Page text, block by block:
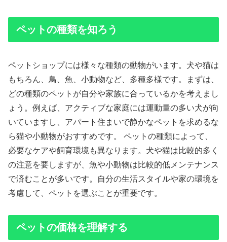
ペットの種類を知ろう
ペットショップには様々な種類の動物がいます。犬や猫は
もちろん、鳥、魚、小動物など、多種多様です。まずは、
どの種類のペットが自分や家族に合っているかを考えまし
ょう。例えば、アクティブな家庭には運動量の多い犬が向
いていますし、アパート住まいで静かなペットを求めるな
ら猫や小動物がおすすめです。 ペットの種類によって、
必要なケアや飼育環境も異なります。犬や猫は比較的多く
の注意を要しますが、魚や小動物は比較的低メンテナンス
で済むことが多いです。自分の生活スタイルや家の環境を
考慮して、ペットを選ぶことが重要です。
ペットの価格を理解する